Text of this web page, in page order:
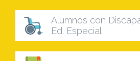
Alumnos con
Ed. Especial